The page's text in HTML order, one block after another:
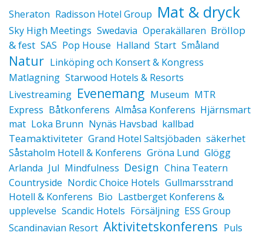
Sheraton Radisson Hotel Group Mat & dryck
Sky High Meetings Swedavia Operakällaren Bröllop
& fest SAS Pop House Halland Start Småland
Natur Linköping och Konsert & Kongress
Matlagning Starwood Hotels & Resorts
Livestreaming Evenemang Museum MTR
Express Båtkonferens Almåsa Konferens Hjärnsmart
mat Loka Brunn Nynäs Havsbad kallbad
Teamaktiviteter Grand Hotel Saltsjöbaden säkerhet
Såstaholm Hotell & Konferens Gröna Lund Glögg
Arlanda Jul Mindfulness Design China Teatern
Countryside Nordic Choice Hotels Gullmarsstrand
Hotell & Konferens Bio Lastberget Konferens &
upplevelse Scandic Hotels Försäljning ESS Group
Scandinavian Resort Aktivitetskonferens Puls